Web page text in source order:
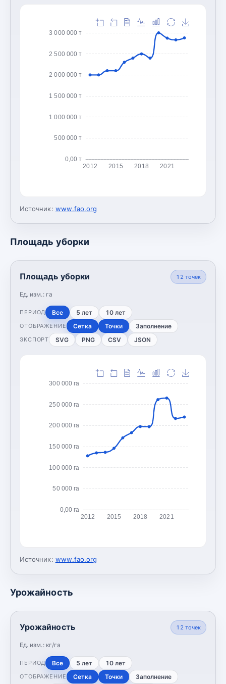
0,00 т
500 000 т
1 000 000 т
1 500 000 т
2 000 000 т
2 500 000 т
3 000 000 т
2012 2015 2018 2021
Источник: www.fao.org
Площадь уборки
Площадь уборки
Ед. изм.: га
12 точек
ПЕРИОД Все 5 лет 10 лет
ОТОБРАЖЕНИЕ Сетка Точки Заполнение
ЭКСПОРТ SVG PNG CSV JSON
0,00 га
50 000 га
100 000 га
150 000 га
200 000 га
250 000 га
300 000 га
2012 2015 2018 2021
Источник: www.fao.org
Урожайность
Урожайность
Ед. изм.: кг/га
12 точек
ПЕРИОД Все 5 лет 10 лет
ОТОБРАЖЕНИЕ Сетка Точки Заполнение